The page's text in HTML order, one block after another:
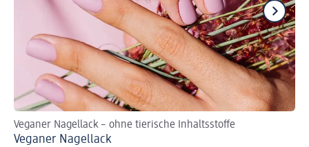
Veganer Nagellack – ohne tierische Inhaltsstoffe
Veganer Nagellack